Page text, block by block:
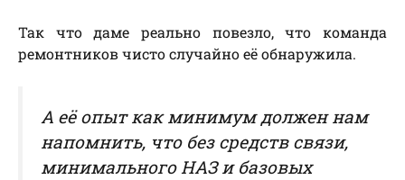
Так что даме реально повезло, что команда
ремонтников чисто случайно её обнаружила.
А её опыт как минимум должен нам
напомнить, что без средств связи,
минимального НАЗ и базовых